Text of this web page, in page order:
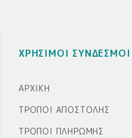
ΧΡΗΣΙΜΟΙ ΣΥΝΔΕΣΜΟΙ
ΑΡΧΙΚΉ
ΤΡΌΠΟΙ ΑΠΟΣΤΟΛΉΣ
ΤΡΌΠΟΙ ΠΛΗΡΩΜΉΣ